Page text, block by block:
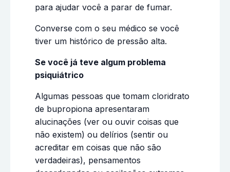
para ajudar você a parar de fumar.
Converse com o seu médico se você
tiver um histórico de pressão alta.
Se você já teve algum problema
psiquiátrico
Algumas pessoas que tomam cloridrato
de bupropiona apresentaram
alucinações (ver ou ouvir coisas que
não existem) ou delírios (sentir ou
acreditar em coisas que não são
verdadeiras), pensamentos